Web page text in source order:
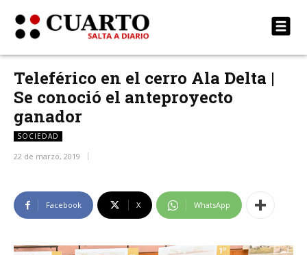
Teleférico en el cerro Ala Delta |
Se conoció el anteproyecto
ganador
SOCIEDAD
22 de marzo, 2019
Facebook X WhatsApp